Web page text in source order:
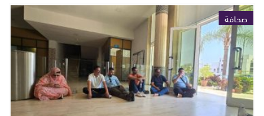
صحافة